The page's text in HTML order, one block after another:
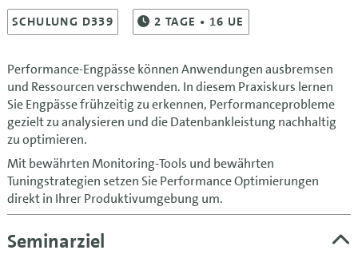
SCHULUNG D339 2 TAGE • 16 UE
Performance-Engpässe können Anwendungen ausbremsen
und Ressourcen verschwenden. In diesem Praxiskurs lernen
Sie Engpässe frühzeitig zu erkennen, Performanceprobleme
gezielt zu analysieren und die Datenbankleistung nachhaltig
zu optimieren.
Mit bewährten Monitoring-Tools und bewährten
Tuningstrategien setzen Sie Performance Optimierungen
direkt in Ihrer Produktivumgebung um.
Seminarziel